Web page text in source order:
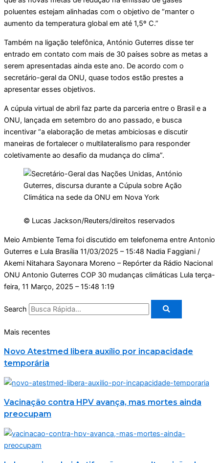
poluentes estejam alinhadas com o objetivo de “manter o
aumento da temperatura global em até 1,5º C.”
Também na ligação telefônica, António Guterres disse ter
entrado em contato com mais de 30 países sobre as metas a
serem apresentadas ainda este ano. De acordo com o
secretário-geral da ONU, quase todos estão prestes a
apresentar esses objetivos.
A cúpula virtual de abril faz parte da parceria entre o Brasil e a
ONU, lançada em setembro do ano passado, e busca
incentivar “a elaboração de metas ambiciosas e discutir
maneiras de fortalecer o multilateralismo para responder
coletivamente ao desafio da mudança do clima”.
© Lucas Jackson/Reuters/direitos reservados
Meio Ambiente Tema foi discutido em telefonema entre Antonio
Guterres e Lula Brasília 11/03/2025 – 15:48 Nadia Faggiani /
Akemi Nitahara Sayonara Moreno – Repórter da Rádio Nacional
ONU Antonio Guterres COP 30 mudanças climáticas Lula terça-
feira, 11 Março, 2025 – 15:48 1:19
Search
Mais recentes
Novo Atestmed libera auxílio por incapacidade
temporária
Vacinação contra HPV avança, mas mortes ainda
preocupam